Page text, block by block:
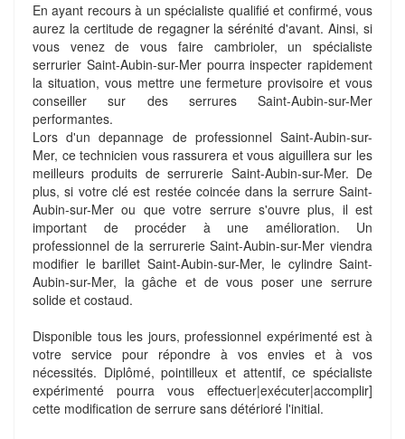
En ayant recours à un spécialiste qualifié et confirmé, vous
aurez la certitude de regagner la sérénité d'avant. Ainsi, si
vous venez de vous faire cambrioler, un spécialiste
serrurier Saint-Aubin-sur-Mer pourra inspecter rapidement
la situation, vous mettre une fermeture provisoire et vous
conseiller sur des serrures Saint-Aubin-sur-Mer
performantes.
Lors d'un depannage de professionnel Saint-Aubin-sur-
Mer, ce technicien vous rassurera et vous aiguillera sur les
meilleurs produits de serrurerie Saint-Aubin-sur-Mer. De
plus, si votre clé est restée coincée dans la serrure Saint-
Aubin-sur-Mer ou que votre serrure s'ouvre plus, il est
important de procéder à une amélioration. Un
professionnel de la serrurerie Saint-Aubin-sur-Mer viendra
modifier le barillet Saint-Aubin-sur-Mer, le cylindre Saint-
Aubin-sur-Mer, la gâche et de vous poser une serrure
solide et costaud.
Disponible tous les jours, professionnel expérimenté est à
votre service pour répondre à vos envies et à vos
nécessités. Diplômé, pointilleux et attentif, ce spécialiste
expérimenté pourra vous effectuer|exécuter|accomplir]
cette modification de serrure sans détérioré l'initial.